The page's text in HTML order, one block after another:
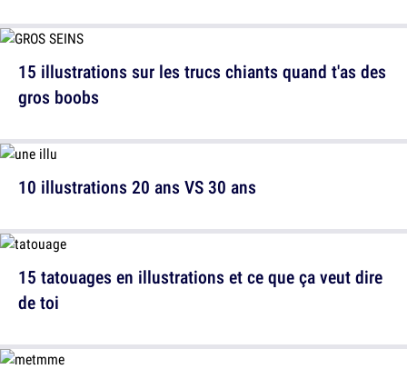
15 illustrations sur les trucs chiants quand t'as des
gros boobs
15 tatouages en illustrations et ce que ça veut dire
de toi
10 illustrations 20 ans VS 30 ans